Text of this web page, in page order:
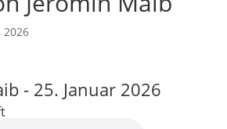
2026
- 25. Januar 2026